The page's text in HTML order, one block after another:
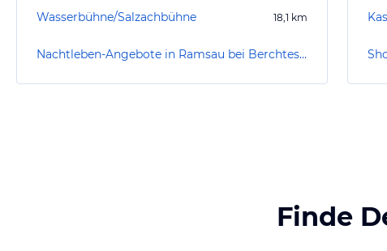
Wasserbühne/Salzachbühne 18,1 km
Nachtleben-Angebote in Ramsau bei Berchtesgaden
Finde